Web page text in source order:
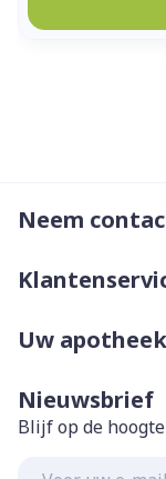
Neem
Uw apotheek
Nieuwsbrief
Blijf op de